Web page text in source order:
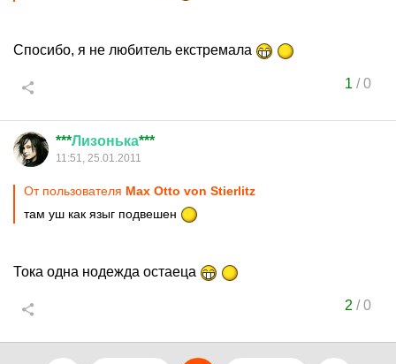
Спосибо, я не любитель екстремала
1 /0
***Лизонька***
11:51, 25.01.2011
От пользователя Max Otto von Stierlitz
там уш как языг подвешен
Тока одна нодежда остаеца
2 /0